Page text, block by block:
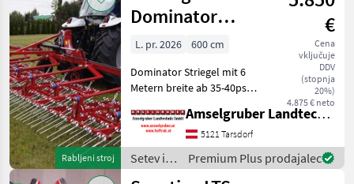
Rabljeni stroj
Dominator
Striegel
€
Cena
vključuje
DDV
(stopnja
20%)
4.875 € neto
L. pr. 2026
600 cm
Dominator Striegel mit 6
Metern breite ab 35-40ps
Metern erhältlich 3 Meter: €
2.950.- 6 Meter: € 5.850.- 7, 5
Meter: € 6.950
Amselgruber Landtechnik GmbH
5121 Tarsdorf
Setev in
nega /
Premium Plus prodajalec